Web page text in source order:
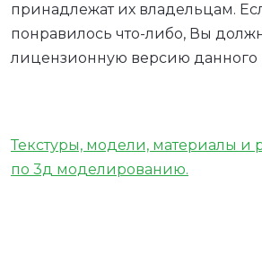
принадлежат их владельцам.
понравилось что-либо, Вы
лицензионную версию данного
Текстуры, модели, материалы и
по 3д моделированию.